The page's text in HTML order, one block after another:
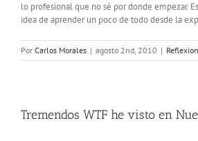
lo profesional que no sé por donde empezar.
idea de aprender un poco de todo desde la
Por Carlos Morales | agosto 2nd, 2010 |
Tremendos WTF he visto en